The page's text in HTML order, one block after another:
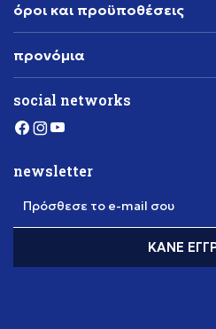
όροι και προϋποθέσεις
προνόμια
social networks
newsletter
Πρόσθεσε το e-mail σου
ΚΆΝΕ